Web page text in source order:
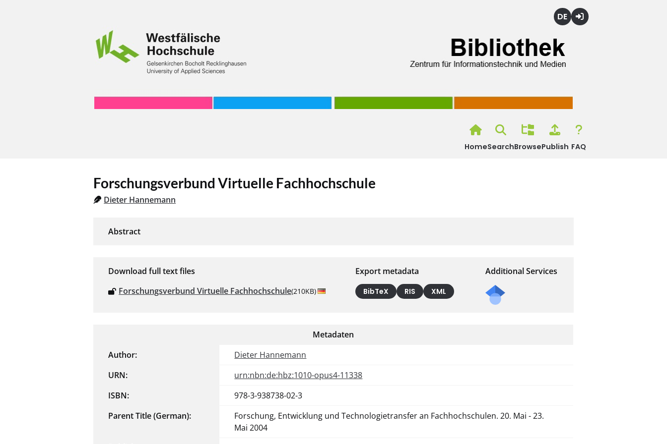
HomeSearchBrowsePublish FAQ
Forschungsverbund Virtuelle Fachhochschule
Dieter Hannemann
Download full text files
Forschungsverbund Virtuelle Fachhochschule(210KB)
Export metadata
BibTeX RIS XML
Additional Services
Metadaten
Author:
Dieter Hannemann
URN:
urn:nbn:de:hbz:1010-opus4-11338
ISBN:
978-3-938738-02-3
Parent Title (German):
Forschung, Entwicklung und Technologietransfer an Fachhochschulen. 20. Mai - 23.
Mai 2004